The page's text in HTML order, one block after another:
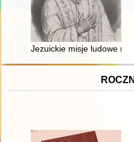
Jezuickie misje ludowe na